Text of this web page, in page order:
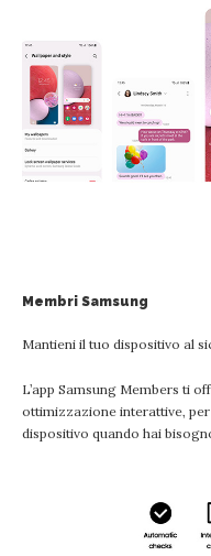
Membri Samsung
Mantieni il tuo dispositivo al
L’app Samsung Members ti
ottimizzazione interattive,
dispositivo quando hai